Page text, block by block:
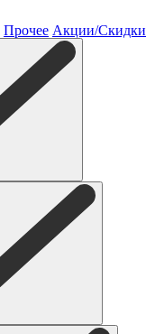
Прочее Акции/Скидки